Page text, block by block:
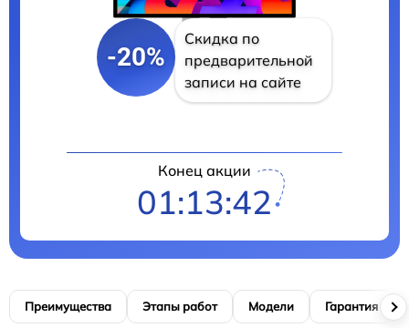
-20%
Скидка по
предварительной
записи на сайте
Конец акции
01:13:41
Преимущества Этапы работ Модели Гарантия